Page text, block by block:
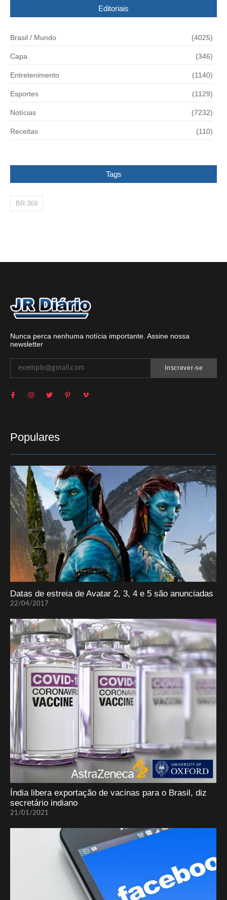
Editoriais
Brasil / Mundo (4025)
Capa (346)
Entretenimento (1140)
Esportes (1129)
Notícias (7232)
Receitas (110)
Tags
BR-369
Nunca perca nenhuma notícia importante. Assine nossa
newsletter
Inscrever-se
Populares
Datas de estreia de Avatar 2, 3, 4 e 5 são anunciadas
22/04/2017
Índia libera exportação de vacinas para o Brasil, diz
secretário indiano
21/01/2021